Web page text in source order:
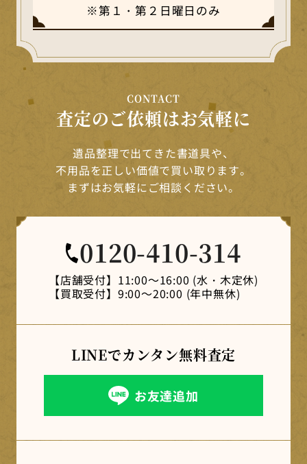
※第１・第２日曜日のみ
CONTACT
査定のご依頼はお気軽に
遺品整理で出てきた書道具や、
不用品を正しい価値で買い取ります。
まずはお気軽にご相談ください。
0120-410-314
【店舗受付】 11:00～16:00 (水・木定休)
【買取受付】 9:00～20:00 (年中無休)
LINEでカンタン無料査定
お友達追加